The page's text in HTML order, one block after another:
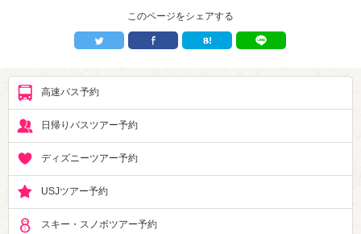
このページをシェアする
高速バス予約
日帰りバスツアー予約
ディズニーツアー予約
USJツアー予約
スキー・スノボツアー予約